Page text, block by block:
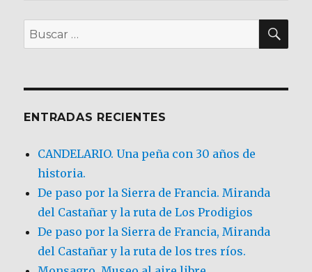
Buscar
por:
ENTRADAS RECIENTES
CANDELARIO. Una peña con 30 años de
historia.
De paso por la Sierra de Francia. Miranda
del Castañar y la ruta de Los Prodigios
De paso por la Sierra de Francia, Miranda
del Castañar y la ruta de los tres ríos.